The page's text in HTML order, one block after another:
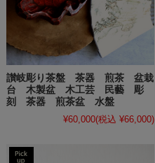
讃岐彫り茶盤 茶器 煎茶 盆栽
台 木製盆 木工芸 民藝 彫
刻 茶器 煎茶盆 水盤
¥60,000(税込 ¥66,000)